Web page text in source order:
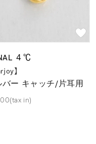
４℃
】
バー キャッチ/片耳用
in)